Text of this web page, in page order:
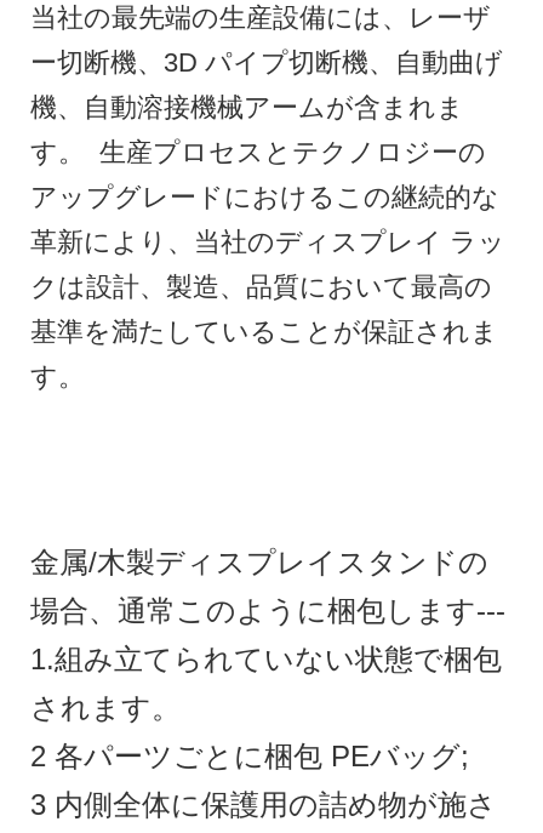
当社の最先端の生産設備には、レーザ
ー切断機、3D パイプ切断機、自動曲げ
機、自動溶接機械アームが含まれま
す。
生産プロセスとテクノロジーの
アップグレードにおけるこの継続的な
革新により、当社のディスプレイ ラッ
クは設計、製造、品質において最高の
基準を満たしていることが保証されま
す。
金属/木製ディスプレイスタンドの
場合、通常このように梱包します---
1.組み立てられていない状態で梱包
されます。
2 各パーツごとに梱包 PEバッグ;
3 内側全体に保護用の詰め物が施さ